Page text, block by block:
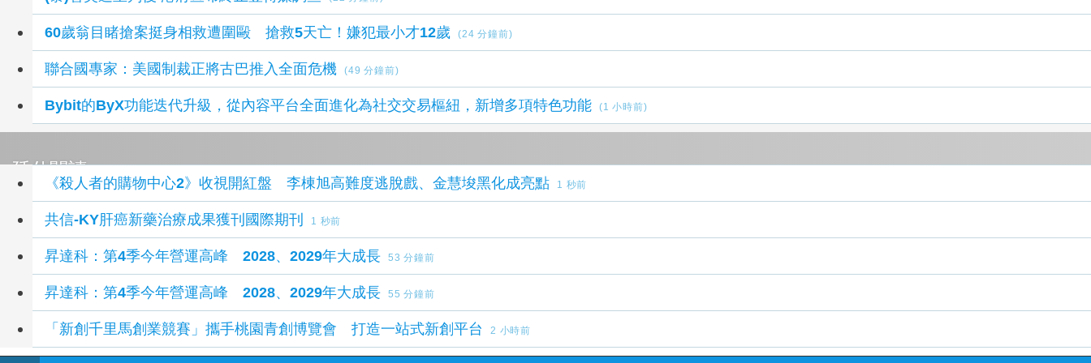
60歲翁目睹搶案挺身相救遭圍毆 搶救5天亡！嫌犯最小才12歲 (24 分鐘前)
聯合國專家：美國制裁正將古巴推入全面危機 (49 分鐘前)
Bybit的ByX功能迭代升級，從內容平台全面進化為社交交易樞紐，新增多項特色功能 (1 小時前)
延伸閱讀
《殺人者的購物中心2》收視開紅盤 李棟旭高難度逃脫戲、金慧埈黑化成亮點 1 秒前
共信-KY肝癌新藥治療成果獲刊國際期刊 1 秒前
昇達科：第4季今年營運高峰 2028、2029年大成長 53 分鐘前
昇達科：第4季今年營運高峰 2028、2029年大成長 55 分鐘前
「新創千里馬創業競賽」攜手桃園青創博覽會 打造一站式新創平台 2 小時前